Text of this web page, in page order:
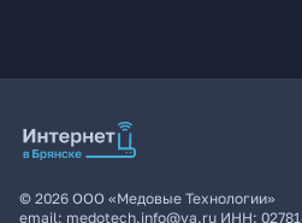
© 2026 ООО «Медовые Технологии»
email: medotech.info@ya.ru ИНН: